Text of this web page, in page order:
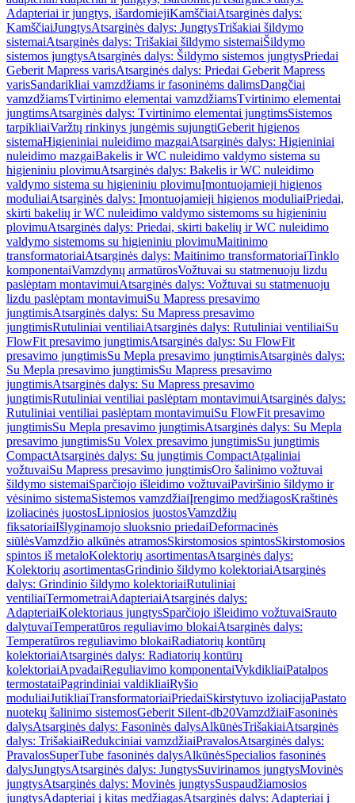
Adapteriai ir jungtys, išardomiejiKamščiaiAtsarginės dalys:
KamščiaiJungtysAtsarginės dalys: JungtysTrišakiai šildymo
sistemaiAtsarginės dalys: Trišakiai šildymo sistemaiŠildymo
sistemos jungtysAtsarginės dalys: Šildymo sistemos jungtysPriedai
Geberit Mapress varisAtsarginės dalys: Priedai Geberit Mapress
varisSandarikliai vamzdžiams ir fasoninėms dalimsDangčiai
vamzdžiamsTvirtinimo elementai vamzdžiamsTvirtinimo elementai
jungtimsAtsarginės dalys: Tvirtinimo elementai jungtimsSistemos
tarpikliaiVaržtų rinkinys jungėmis sujungtiGeberit higienos
sistemaHigieniniai nuleidimo mazgaiAtsarginės dalys: Higieniniai
nuleidimo mazgaiBakelis ir WC nuleidimo valdymo sistema su
higieniniu plovimuAtsarginės dalys: Bakelis ir WC nuleidimo
valdymo sistema su higieniniu plovimuĮmontuojamieji higienos
moduliaiAtsarginės dalys: Įmontuojamieji higienos moduliaiPriedai,
skirti bakelių ir WC nuleidimo valdymo sistemoms su higieniniu
plovimuAtsarginės dalys: Priedai, skirti bakelių ir WC nuleidimo
valdymo sistemoms su higieniniu plovimuMaitinimo
transformatoriaiAtsarginės dalys: Maitinimo transformatoriaiTinklo
komponentaiVamzdynų armatūrosVožtuvai su statmenuoju lizdu
paslėptam montavimuiAtsarginės dalys: Vožtuvai su statmenuoju
lizdu paslėptam montavimuiSu Mapress presavimo
jungtimisAtsarginės dalys: Su Mapress presavimo
jungtimisRutuliniai ventiliaiAtsarginės dalys: Rutuliniai ventiliaiSu
FlowFit presavimo jungtimisAtsarginės dalys: Su FlowFit
presavimo jungtimisSu Mepla presavimo jungtimisAtsarginės dalys:
Su Mepla presavimo jungtimisSu Mapress presavimo
jungtimisAtsarginės dalys: Su Mapress presavimo
jungtimisRutuliniai ventiliai paslėptam montavimuiAtsarginės dalys:
Rutuliniai ventiliai paslėptam montavimuiSu FlowFit presavimo
jungtimisSu Mepla presavimo jungtimisAtsarginės dalys: Su Mepla
presavimo jungtimisSu Volex presavimo jungtimisSu jungtimis
CompactAtsarginės dalys: Su jungtimis CompactAtgaliniai
vožtuvaiSu Mapress presavimo jungtimisOro šalinimo vožtuvai
šildymo sistemaiSparčiojo išleidimo vožtuvaiPaviršinio šildymo ir
vėsinimo sistemaSistemos vamzdžiaiĮrengimo medžiagosKraštinės
izoliacinės juostosLipniosios juostosVamzdžių
fiksatoriaiIšlyginamojo sluoksnio priedaiDeformacinės
siūlėsVamzdžio alkūnės atramosSkirstomosios spintosSkirstomosios
spintos iš metaloKolektorių asortimentasAtsarginės dalys:
Kolektorių asortimentasGrindinio šildymo kolektoriaiAtsarginės
dalys: Grindinio šildymo kolektoriaiRutuliniai
ventiliaiTermometraiAdapteriaiAtsarginės dalys:
AdapteriaiKolektoriaus jungtysSparčiojo išleidimo vožtuvaiSrauto
dalytuvaiTemperatūros reguliavimo blokaiAtsarginės dalys:
Temperatūros reguliavimo blokaiRadiatorių kontūrų
kolektoriaiAtsarginės dalys: Radiatorių kontūrų
kolektoriaiApvadaiReguliavimo komponentaiVykdikliaiPatalpos
termostataiPagrindiniai valdikliaiRyšio
moduliaiJutikliaiTransformatoriaiPriedaiSkirstytuvo izoliacijaPastato
nuotekų šalinimo sistemosGeberit Silent-db20VamzdžiaiFasoninės
dalysAtsarginės dalys: Fasoninės dalysAlkūnėsTrišakiaiAtsarginės
dalys: TrišakiaiRedukciniai vamzdžiaiPravalosAtsarginės dalys:
PravalosSuperTube fasoninės dalysAlkūnėsSpecialios fasoninės
dalysJungtysAtsarginės dalys: JungtysSuvirinamos jungtysMovinės
jungtysAtsarginės dalys: Movinės jungtysSuspaudžiamosios
jungtysAdapteriai į kitas medžiagasAtsarginės dalys: Adapteriai į